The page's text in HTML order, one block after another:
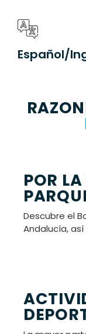
Español/
POR LA
Descubre el
Andalucía, así